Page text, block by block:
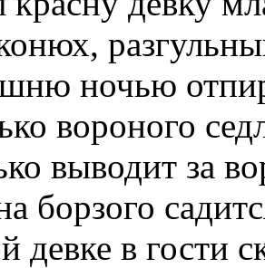
ночью
вороного
выводит за
борзого
девке в гости